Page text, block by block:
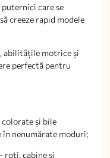
puternici care se
creeze rapid modele
abilitățile motrice și
perfectă pentru
colorate și bile
nenumărate moduri;
roți, cabine și